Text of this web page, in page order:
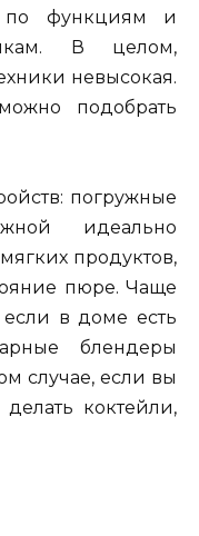
по функциям и
В целом,
невысокая.
подобрать
погружные
идеально
продуктов,
пюре. Чаще
если в доме есть
блендеры
случае, если вы
коктейли,